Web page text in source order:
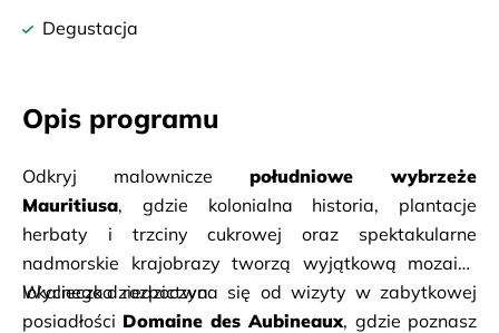
Degustacja
Opis programu
Odkryj malownicze południowe wybrzeże
Mauritiusa, gdzie kolonialna historia, plantacje
herbaty i trzciny cukrowej oraz spektakularne
nadmorskie krajobrazy tworzą wyjątkową mozaikę
lokalnego dziedzictwa.
Wycieczka rozpoczyna się od wizyty w zabytkowej
posiadłości Domaine des Aubineaux, gdzie poznasz